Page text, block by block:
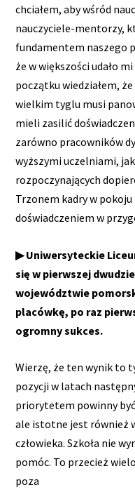
chciałem, aby wśród
nauczyciele-mentorzy,
fundamentem naszego
że w większości udało
początku wiedziałem,
wielkim tyglu musi
mieli zasilić
zarówno pracowników
wyższymi uczelniami,
rozpoczynających
Trzonem kadry w
doświadczeniem w
▶ Uniwersyteckie
się w pierwszej
województwie
placówkę, po raz
ogromny sukces.
Wierzę, że ten wynik to
pozycji w latach
priorytetem powinny
ale istotne jest również
człowieka. Szkoła nie
pomóc. To przecież
poza